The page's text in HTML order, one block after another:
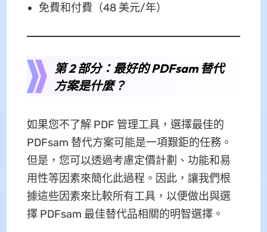
免費和付費（48 美元/年）
第 2 部分：最好的 PDFsam 替代
方案是什麼？
如果您不了解 PDF 管理工具，選擇最佳的
PDFsam 替代方案可能是一項艱鉅的任務。
但是，您可以透過考慮定價計劃、功能和易
用性等因素來簡化此過程。因此，讓我們根
據這些因素來比較所有工具，以便做出與選
擇 PDFsam 最佳替代品相關的明智選擇。